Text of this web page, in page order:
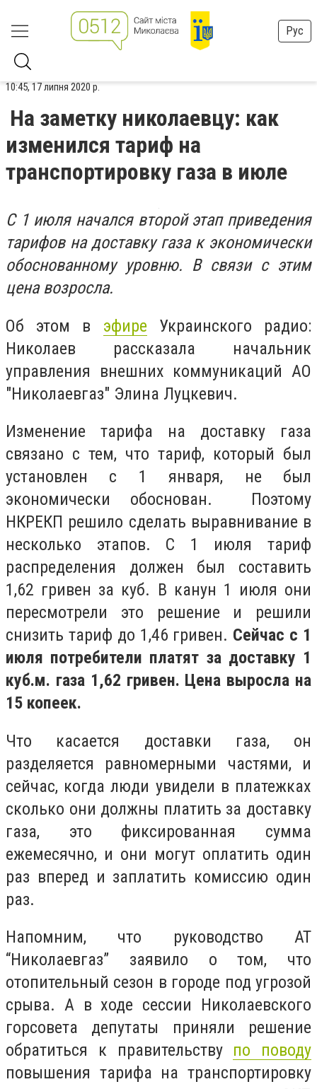
Рус
10:45, 17 липня 2020 р.
На заметку николаевцу: как
изменился тариф на
транспортировку газа в июле
С 1 июля начался второй этап приведения
тарифов на доставку газа к экономически
обоснованному уровню. В связи с этим
цена возросла.
Об этом в эфире Украинского радио:
Николаев рассказала начальник
управления внешних коммуникаций АО
"Николаевгаз" Элина Луцкевич.
Изменение тарифа на доставку газа
связано с тем, что тариф, который был
установлен с 1 января, не был
экономически обоснован. Поэтому
НКРЕКП решило сделать выравнивание в
несколько этапов. С 1 июля тариф
распределения должен был составить
1,62 гривен за куб. В канун 1 июля они
пересмотрели это решение и решили
снизить тариф до 1,46 гривен. Сейчас с 1
июля потребители платят за доставку 1
куб.м. газа 1,62 гривен. Цена выросла на
15 копеек.
Что касается доставки газа, он
разделяется равномерными частями, и
сейчас, когда люди увидели в платежках
сколько они должны платить за доставку
газа, это фиксированная сумма
ежемесячно, и они могут оплатить один
раз вперед и заплатить комиссию один
раз.
Напомним, что руководство АТ
“Николаевгаз” заявило о том, что
отопительный сезон в городе под угрозой
срыва. А в ходе сессии Николаевского
горсовета депутаты приняли решение
обратиться к правительству по поводу
повышения тарифа на транспортировку